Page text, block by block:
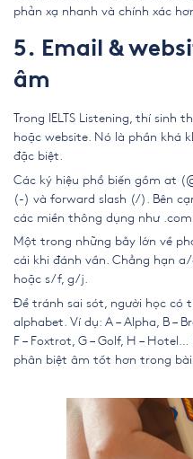
phản xạ nhanh và chính xác
5. Email &
âm
Trong IELTS Listening, thí sinh
hoặc website. Nó là phần khá
đặc biệt.
Các ký hiệu phổ biến gồm at
(-) và forward slash (/). Bên
các miền thông dụng như
Một trong những bẫy lớn về
cái khi đánh vần. Chẳng hạn
hoặc s/f, g/j.
Để tránh sai sót, người học có
alphabet. Ví dụ: A – Alpha, B –
F – Foxtrot, G – Golf, H –
phân biệt âm tốt hơn trong bài